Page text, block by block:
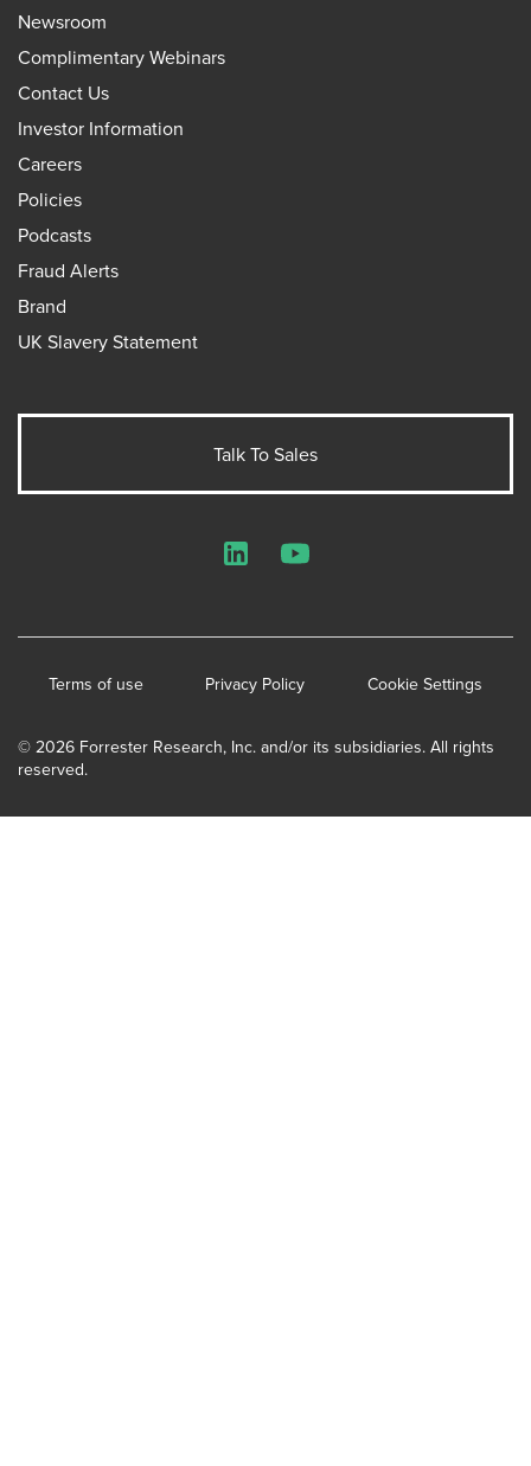
Newsroom
Complimentary Webinars
Contact Us
Investor Information
Careers
Policies
Podcasts
Fraud Alerts
Brand
UK Slavery Statement
Talk To Sales
© 2026 Forrester Research, Inc. and/or its subsidiaries. All rights
reserved.
Terms of use Privacy Policy Cookie Settings
LinkedInYouTube